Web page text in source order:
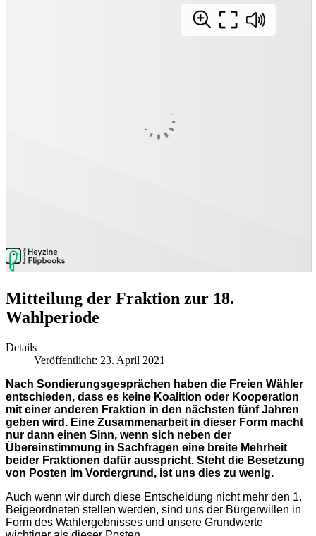
Mitteilung der Fraktion zur 18.
Wahlperiode
Details
Veröffentlicht: 23. April 2021
Nach Sondierungsgesprächen haben die Freien Wähler
entschieden, dass es keine Koalition oder Kooperation
mit einer anderen Fraktion in den nächsten fünf Jahren
geben wird. Eine Zusammenarbeit in dieser Form macht
nur dann einen Sinn, wenn sich neben der
Übereinstimmung in Sachfragen eine breite Mehrheit
beider Fraktionen dafür ausspricht. Steht die Besetzung
von Posten im Vordergrund, ist uns dies zu wenig.
Auch wenn wir durch diese Entscheidung nicht mehr den 1.
Beigeordneten stellen werden, sind uns der Bürgerwillen in
Form des Wahlergebnisses und unsere Grundwerte